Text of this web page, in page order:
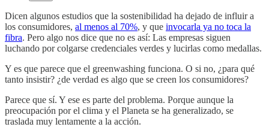
Dicen algunos estudios que la sostenibilidad ha dejado de influir a
los consumidores, al menos al 70%, y que invocarla ya no toca la
fibra. Pero algo nos dice que no es así: Las empresas siguen
luchando por colgarse credenciales verdes y lucirlas como medallas.
Y es que parece que el greenwashing funciona. O si no, ¿para qué
tanto insistir? ¿de verdad es algo que se creen los consumidores?
Parece que sí. Y ese es parte del problema. Porque aunque la
preocupación por el clima y el Planeta se ha generalizado, se
traslada muy lentamente a la acción.